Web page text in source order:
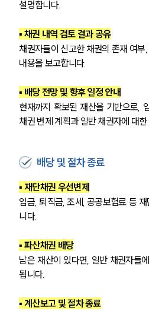
설명합니다.
▪ 채권 내역 검토 결과 공유
채권자들이 신고한 채권의 존재 여
내용을 보고합니다.
▪ 배당 전망 및 향후 일정 안내
현재까지 확보된 재산을 기반으로,
채권 변제 계획과 일반 채권자에 대
배당 및 절차 종료
▪ 재단채권 우선변제
임금, 퇴직금, 조세, 공공보험료 등
니다.
▪ 파산채권 배당
남은 재산이 있다면, 일반 채권자들
됩니다.
▪ 계산보고 및 절차 종료